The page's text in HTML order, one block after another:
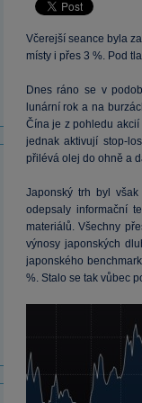
Včerejší seance byla
místy i přes 3 %. Pod
Dnes ráno se v
lunární rok a na
Čína je z pohledu
jednak aktivují stop-
přilévá olej do ohně a
Japonský trh byl
odepsaly informační
materiálů. Všechny
výnosy japonských
japonského
%. Stalo se tak vůbec